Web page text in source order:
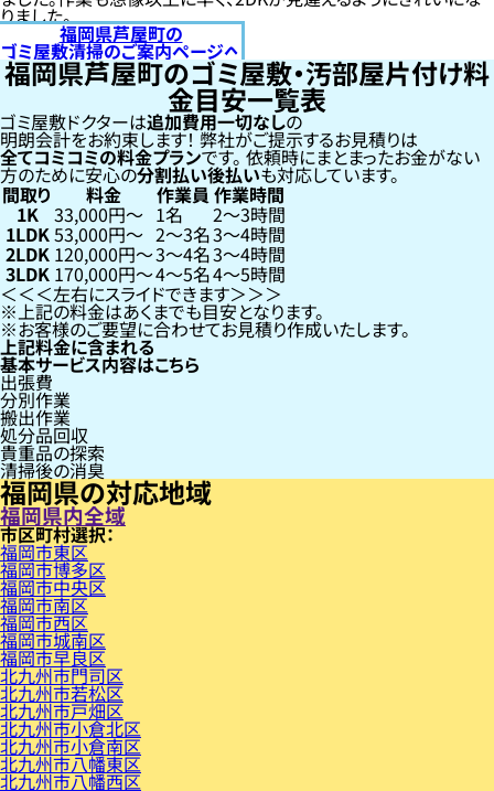
りました。
福岡県芦屋町の
ゴミ屋敷清掃のご案内ページへ
福岡県芦屋町のゴミ屋敷・汚部屋片付け料
金目安一覧表
ゴミ屋敷ドクターは追加費用一切なしの
明朗会計をお約束します！弊社がご提示するお見積りは
全てコミコミの料金プランです。依頼時にまとまったお金がない
方のために安心の分割払い後払いも対応しています。
間取り 料金 作業員 作業時間
1K 33,000円〜 1名 2〜3時間
1LDK53,000円〜 2〜3名3〜4時間
2LDK 120,000円〜3〜4名3〜4時間
3LDK 170,000円〜4〜5名4〜5時間
左右にスライドできます
上記の料金はあくまでも目安となります。
お客様のご要望に合わせてお見積り作成いたします。
上記料金に含まれる
基本サービス内容はこちら
出張費
分別作業
搬出作業
処分品回収
貴重品の探索
清掃後の消臭
福岡県の対応地域
福岡県内全域
市区町村
福岡市東区
福岡市博多区
福岡市中央区
福岡市南区
福岡市西区
福岡市城南区
福岡市早良区
北九州市門司区
北九州市若松区
北九州市戸畑区
北九州市小倉北区
北九州市小倉南区
北九州市八幡東区
北九州市八幡西区